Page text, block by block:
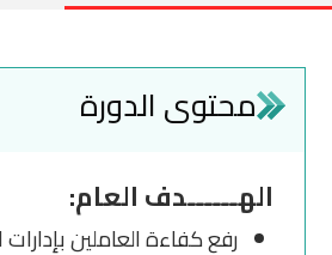
محتوى الدورة
الهــــــدف العام:
رفع كفاءة العاملين بإدارات